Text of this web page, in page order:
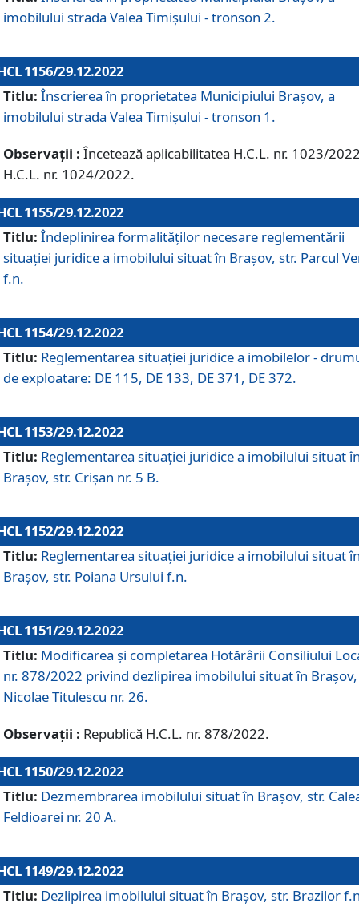
imobilului strada Valea Timișului - tronson 2.
1156/29.12.2022
Titlu: Înscrierea în proprietatea Municipiului Brașov, a
imobilului strada Valea Timișului - tronson 1.
Observații : Încetează aplicabilitatea H.C.L. nr. 1023/
H.C.L. nr. 1024/2022.
1155/29.12.2022
Titlu: Îndeplinirea formalităților necesare reglementării
situației juridice a imobilului situat în Brașov, str. Parcul
f.n.
1154/29.12.2022
Titlu: Reglementarea situației juridice a imobilelor -
de exploatare: DE 115, DE 133, DE 371, DE 372.
1153/29.12.2022
Titlu: Reglementarea situației juridice a imobilului situat
Brașov, str. Crișan nr. 5 B.
1152/29.12.2022
Titlu: Reglementarea situației juridice a imobilului situat
Brașov, str. Poiana Ursului f.n.
1151/29.12.2022
Titlu: Modificarea și completarea Hotărârii Consiliului
nr. 878/2022 privind dezlipirea imobilului situat în
Nicolae Titulescu nr. 26.
Observații : Republică H.C.L. nr. 878/2022.
1150/29.12.2022
Titlu: Dezmembrarea imobilului situat în Brașov, str.
Feldioarei nr. 20 A.
1149/29.12.2022
Titlu: Dezlipirea imobilului situat în Brașov, str. Brazilor